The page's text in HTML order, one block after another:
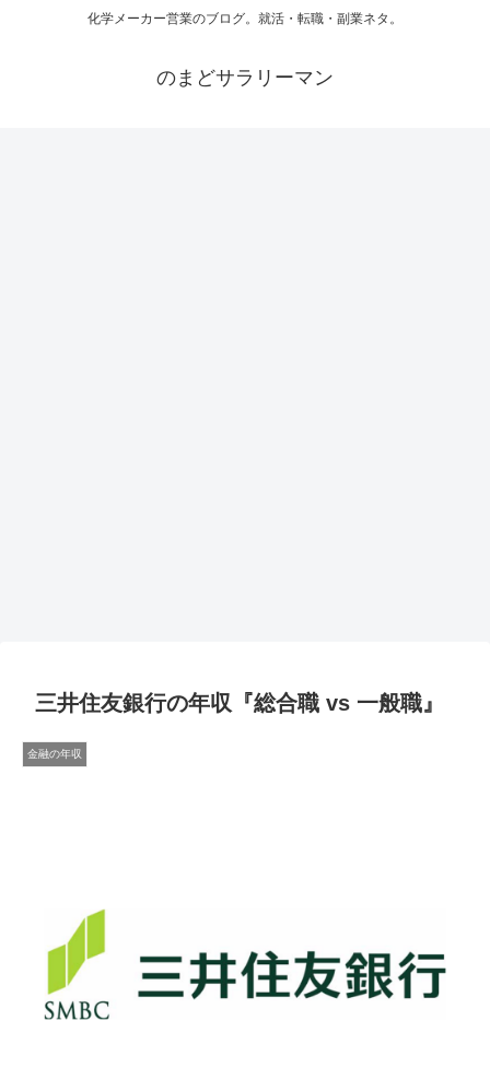
化学メーカー営業のブログ。就活・転職・副業ネタ。
のまどサラリーマン
三井住友銀行の年収『総合職 vs 一般職』
金融の年収